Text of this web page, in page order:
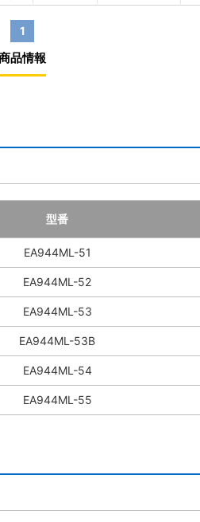
1
品情報
型番
EA944ML-51
EA944ML-52
EA944ML-53
EA944ML-53B
EA944ML-54
EA944ML-55